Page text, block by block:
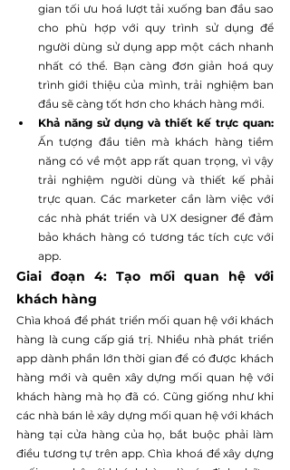
gian tối ưu hoá lượt tải xuống ban đầu sao
cho phù hợp với quy trình sử dụng để
người dùng sử dụng app một cách nhanh
nhất có thể. Bạn càng đơn giản hoá quy
trình giới thiệu của mình, trải nghiệm ban
đầu sẽ càng tốt hơn cho khách hàng mới.
Ấn tượng đầu tiên mà khách hàng tiềm
năng có về một app rất quan trọng, vì vậy
trải nghiệm người dùng và thiết kế phải
trực quan. Các marketer cần làm việc với
các nhà phát triển và UX designer để đảm
bảo khách hàng có tương tác tích cực với
app.
Giai đoạn 4: Tạo mối quan hệ với
khách hàng
Chìa khoá để phát triển mối quan hệ với khách
hàng là cung cấp giá trị. Nhiều nhà phát triển
app dành phần lớn thời gian để có được khách
hàng mới và quên xây dựng mối quan hệ với
khách hàng mà họ đã có. Cũng giống như khi
các nhà bán lẻ xây dựng mối quan hệ với khách
hàng tại cửa hàng của họ, bắt buộc phải làm
điều tương tự trên app. Chìa khoá để xây dựng